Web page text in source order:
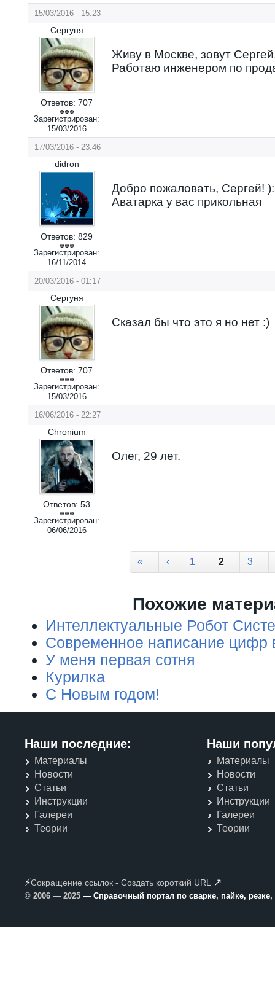
15/03/2016 - 15:23
Сергуня
Ответов: 707
Зарегистрирован:
15/03/2016
Живу в Москве, зовут
Работаю инженером по
17/03/2016 - 23:46
didron
Ответов: 829
Зарегистрирован:
16/11/2014
Добро пожаловать, Сергей! ):
Аватарка у вас прикольная
20/03/2016 - 01:17
Сергуня
Ответов: 707
Зарегистрирован:
15/03/2016
Сказал бы что это я но нет :)
16/06/2016 - 22:27
Chronium
Ответов: 53
Зарегистрирован:
06/06/2016
Олег, 29 лет.
« ‹ 1 2 3
Похожие
Интеллектуальные Робот
Современное написание цифр
У меня первая сотня
Курилка
C Новым годом!
Наши последние:
Материалы
Новости
Статьи
Инструкции
Галереи
Теории
Наши
Материалы
Новости
Статьи
Инструкции
Галереи
Теории
⚡Сокращение ссылок - Создать короткий URL ↗
© 2006 — 2025 — Справочный портал по сварке, пайке,